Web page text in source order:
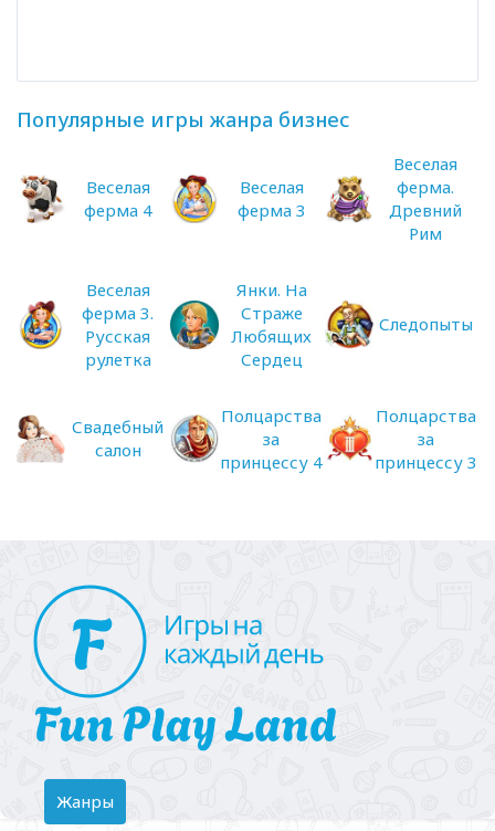
Популярные игры жанра бизнес
Веселая
ферма 4
Веселая
ферма 3
Веселая
ферма.
Древний
Рим
Веселая
ферма 3.
Русская
рулетка
Янки. На
Страже
Любящих
Сердец
Следопыты
Свадебный
салон
Полцарства
за
принцессу 4
Полцарства
за
принцессу 3
Toggle
navigation
Жанры